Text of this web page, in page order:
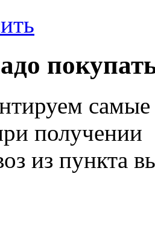
получении
из пункта